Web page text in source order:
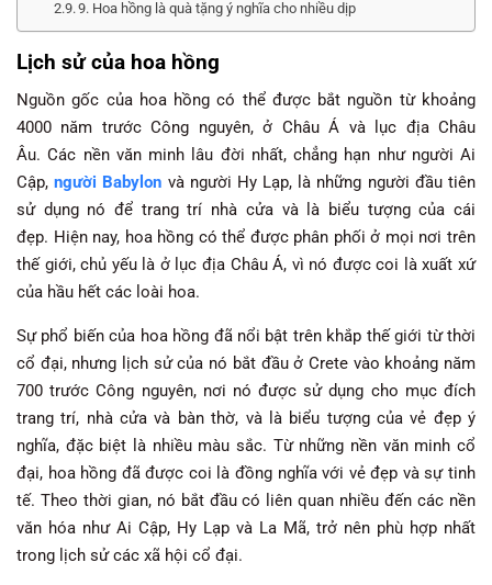
9. Hoa hồng là quà tặng ý nghĩa cho nhiều dịp
Lịch sử của hoa hồng
Nguồn gốc của hoa hồng có thể được bắt nguồn từ khoảng
4000 năm trước Công nguyên, ở Châu Á và lục địa Châu
Âu. Các nền văn minh lâu đời nhất, chẳng hạn như người Ai
Cập,người Babylon và người Hy Lạp, là những người đầu tiên
sử dụng nó để trang trí nhà cửa và là biểu tượng của cái
đẹp. Hiện nay, hoa hồng có thể được phân phối ở mọi nơi trên
thế giới, chủ yếu là ở lục địa Châu Á, vì nó được coi là xuất xứ
của hầu hết các loài hoa.
Sự phổ biến của hoa hồng đã nổi bật trên khắp thế giới từ thời
cổ đại, nhưng lịch sử của nó bắt đầu ở Crete vào khoảng năm
700 trước Công nguyên, nơi nó được sử dụng cho mục đích
trang trí, nhà cửa và bàn thờ, và là biểu tượng của vẻ đẹp ý
nghĩa, đặc biệt là nhiều màu sắc. Từ những nền văn minh cổ
đại, hoa hồng đã được coi là đồng nghĩa với vẻ đẹp và sự tinh
tế. Theo thời gian, nó bắt đầu có liên quan nhiều đến các nền
văn hóa như Ai Cập, Hy Lạp và La Mã, trở nên phù hợp nhất
trong lịch sử các xã hội cổ đại.